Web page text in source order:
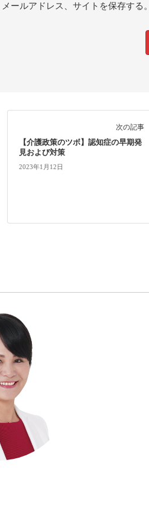
ールアドレス、サイトを保存する。
次の記事
【介護政策のツボ】認知症の早期発
見および対策
2023年1月12日